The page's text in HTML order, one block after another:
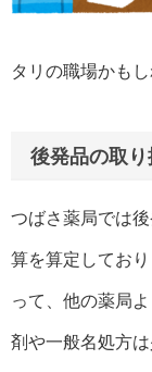
タリの職場かもし
後発品の取
つばさ薬局では
算を算定してお
って、他の薬局
剤や一般名処方